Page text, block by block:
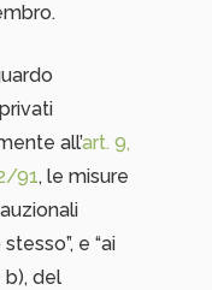
all’art. 9,
91, le misure
e “ai
b), del